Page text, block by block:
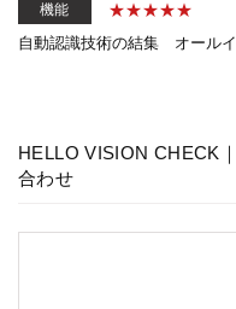
機能
自動認識技術の結集 オール
HELLO VISION CHECK
合わせ